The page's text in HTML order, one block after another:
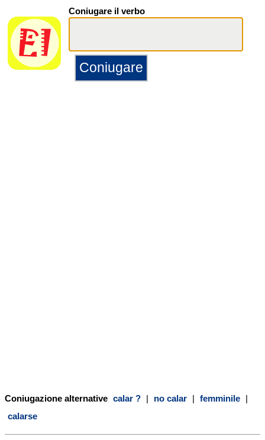
Coniugare il verbo
Coniugazione alternative calar ? | no calar | femminile |
calarse